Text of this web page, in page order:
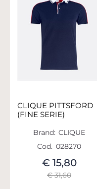
CLIQUE PITTSFORD
(FINE SERIE)
Brand: CLIQUE
Cod. 028270
€ 31,60
€ 15,80